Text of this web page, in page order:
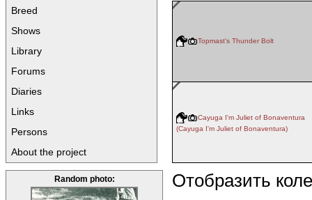
Breed
Shows
Library
Forums
Diaries
Links
Persons
About the project
Random photo:
Topmast's Thunder Bolt
Cayuga I'm Juliet of Bonaventura
(Cayuga I'm Juliet of Bonaventura)
Отобразить